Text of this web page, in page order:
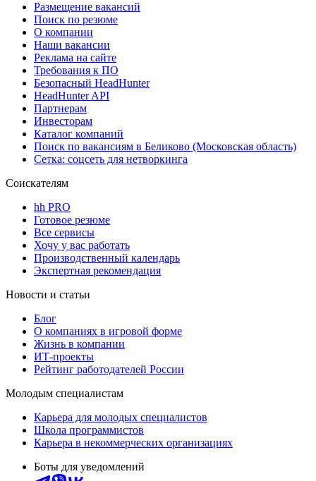
Размещение вакансий
Поиск по резюме
О компании
Наши вакансии
Реклама на сайте
Требования к ПО
Безопасный HeadHunter
HeadHunter API
Партнерам
Инвесторам
Каталог компаний
Поиск по вакансиям в Беликово (Московская область)
Сетка: соцсеть для нетворкинга
Соискателям
hh PRO
Готовое резюме
Все сервисы
Хочу у вас работать
Производственный календарь
Экспертная рекомендация
Новости и статьи
Блог
О компаниях в игровой форме
Жизнь в компании
ИТ-проекты
Рейтинг работодателей России
Молодым специалистам
Карьера для молодых специалистов
Школа программистов
Карьера в некоммерческих организациях
Боты для уведомлений